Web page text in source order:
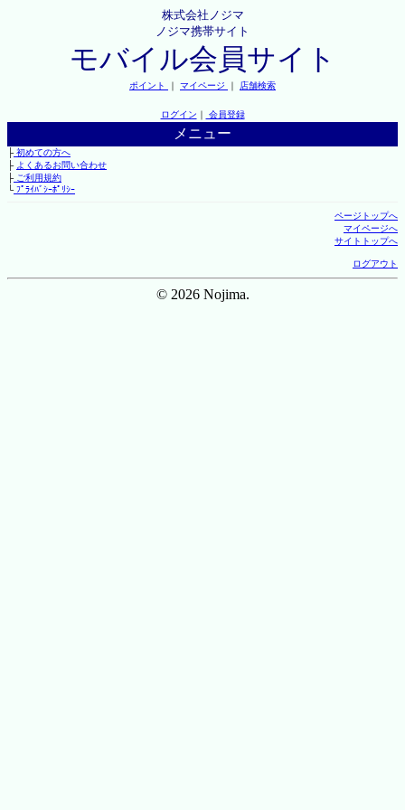
株式会社ノジマ
ノジマ携帯サイト
モバイル会員サイト
ポイント ｜ マイページ ｜ 店舗検索
ログイン ｜ 会員登録
メニュー
├初めての方へ
├ よくあるお問い合わせ
├ご利用規約
└ﾌﾟﾗｲﾊﾞｼｰﾎﾟﾘｼｰ
ページトップへ
マイページへ
サイトトップへ
ログアウト
© 2026 Nojima.